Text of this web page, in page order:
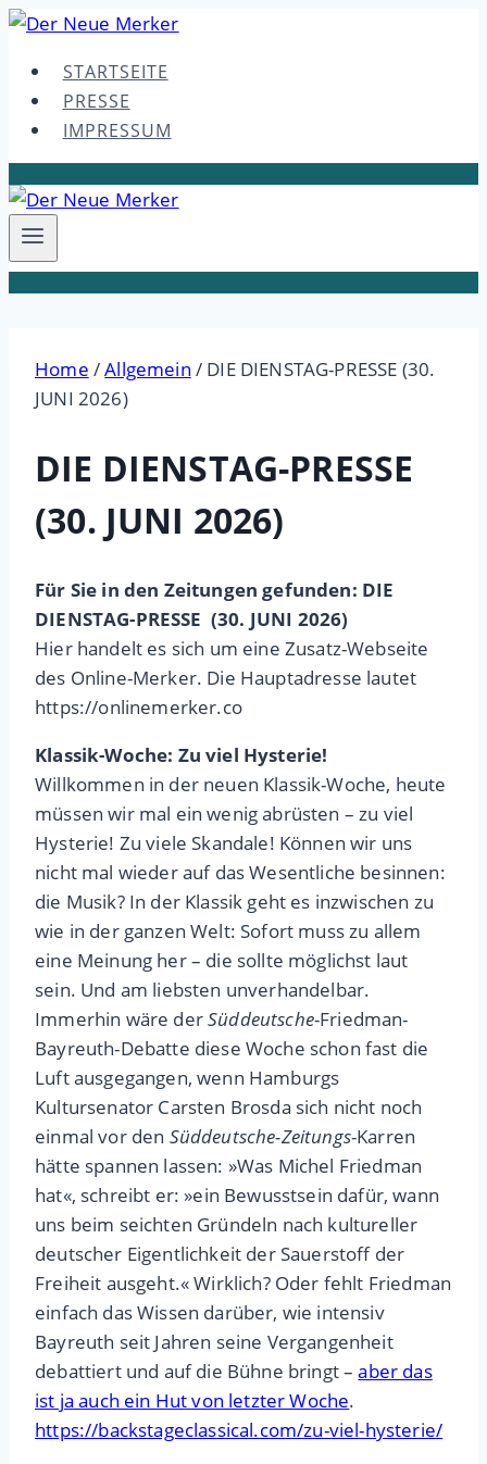
Skip
contentSTARTSEITE
PRESSE
IMPRESSUM
Home /Allgemein / DIE DIENSTAG-PRESSE (30.
JUNI 2026)
DIE DIENSTAG-PRESSE
(30. JUNI 2026)
Für Sie in den Zeitungen gefunden: DIE
DIENSTAG-PRESSE (30. JUNI 2026)
Hier handelt es sich um eine Zusatz-Webseite
des Online-Merker. Die Hauptadresse lautet
https://onlinemerker.co
Klassik-Woche: Zu viel Hysterie!
Willkommen in der neuen Klassik-Woche, heute
müssen wir mal ein wenig abrüsten – zu viel
Hysterie! Zu viele Skandale! Können wir uns
nicht mal wieder auf das Wesentliche besinnen:
die Musik? In der Klassik geht es inzwischen zu
wie in der ganzen Welt: Sofort muss zu allem
eine Meinung her – die sollte möglichst laut
sein. Und am liebsten unverhandelbar.
Immerhin wäre derSüddeutsche-Friedman-
Bayreuth-Debatte diese Woche schon fast die
Luft ausgegangen, wenn Hamburgs
Kultursenator Carsten Brosda sich nicht noch
einmal vor den Süddeutsche-Zeitungs-Karren
hätte spannen lassen: »Was Michel Friedman
hat«, schreibt er: »ein Bewusstsein dafür, wann
uns beim seichten Gründeln nach kultureller
deutscher Eigentlichkeit der Sauerstoff der
Freiheit ausgeht.« Wirklich? Oder fehlt Friedman
einfach das Wissen darüber, wie intensiv
Bayreuth seit Jahren seine Vergangenheit
debattiert und auf die Bühne bringt –aber das
ist ja auch ein Hut von letzter Woche.
https://backstageclassical.com/zu-viel-hysterie/